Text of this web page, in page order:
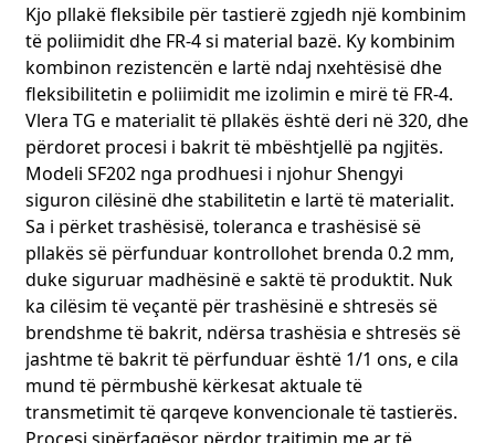
Kjo pllakë fleksibile për tastierë zgjedh një kombinim
të poliimidit dhe FR-4 si material bazë. Ky kombinim
kombinon rezistencën e lartë ndaj nxehtësisë dhe
fleksibilitetin e poliimidit me izolimin e mirë të FR-4.
Vlera TG e materialit të pllakës është deri në 320, dhe
përdoret procesi i bakrit të mbështjellë pa ngjitës.
Modeli SF202 nga prodhuesi i njohur Shengyi
siguron cilësinë dhe stabilitetin e lartë të materialit.
Sa i përket trashësisë, toleranca e trashësisë së
pllakës së përfunduar kontrollohet brenda 0.2 mm,
duke siguruar madhësinë e saktë të produktit. Nuk
ka cilësim të veçantë për trashësinë e shtresës së
brendshme të bakrit, ndërsa trashësia e shtresës së
jashtme të bakrit të përfunduar është 1/1 ons, e cila
mund të përmbushë kërkesat aktuale të
transmetimit të qarqeve konvencionale të tastierës.
të shqyrtojmë aplikimet e FPC në fusha të ndryshme, duke
demonstruar se si i plotëson me saktësi kërkesat e veçanta
të secilës fushë dhe përvojat e suksesshme që kemi
1. Fusha e Komunikimit 5G: Lehtësimi i Transmetimit të
Sinjalit me Shpejtësi të Lartë
Në fushën e komunikimit 5G, vendosen kërkesa
jashtëzakonisht të larta për shpejtësinë dhe stabilitetin e
transmetimit të sinjalit. Në këtë drejtim, projektimi dhe
prodhimi i FPC-së në këtë fushë sillen rreth transmetimit të
sinjalit me frekuencë të lartë dhe shpejtësi të lartë. Për
shembull, FPC-ja që ne ofruam për një prodhues të
pajisjeve të stacionit bazë 5G përdor materiale me
frekuencë të lartë me humbje të ulët me një konstante
dielektrike të qëndrueshme, të cilat mund të zvogëlojnë në
mënyrë efektive dobësimin e sinjalit gjatë transmetimit. Në
të njëjtën kohë, përmes projektimit të saktë të qarkut dhe
përputhjes së impedancës së kontrolluar në mënyrë strikte,